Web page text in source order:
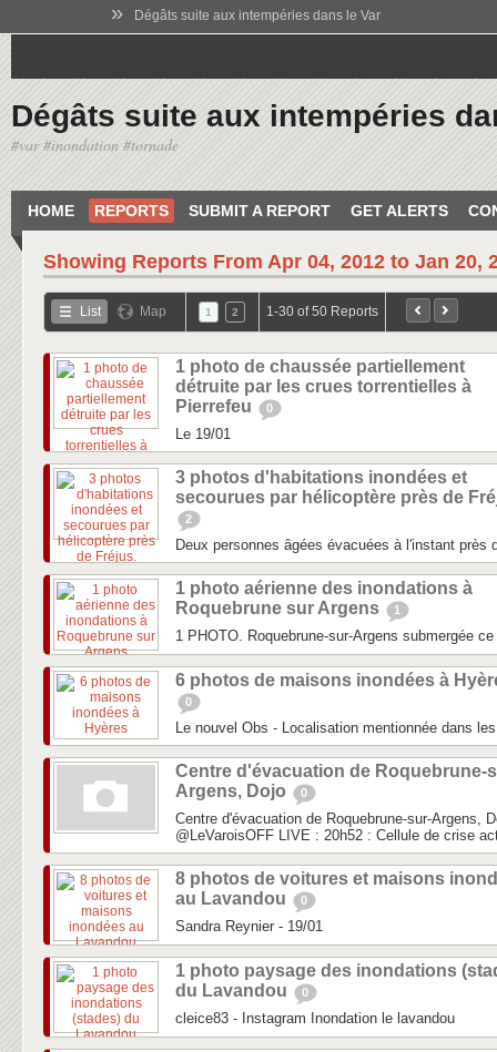
» Dégâts suite aux intempéries dans le Var
Dégâts suite aux intempéries
#var #inondation #tornade
HOME REPORTS SUBMIT A REPORT GET ALERTS
Showing Reports From Apr 04, 2012 to Jan 20,
List Map 1 2 1-30 of 50 Reports
1 photo de chaussée partiellement
détruite par les crues torrentielles à
Pierrefeu
0
Le 19/01
3 photos d'habitations inondées et
secourues par hélicoptère près de
2
Deux personnes âgées évacuées à l'instant près
1 photo aérienne des inondations à
Roquebrune sur Argens
1
1 PHOTO. Roquebrune-sur-Argens submergée
6 photos de maisons inondées à
0
Le nouvel Obs - Localisation mentionnée dans
Centre d'évacuation de Roquebrune-
Argens, Dojo
0
Centre d'évacuation de Roquebrune-sur-Argens,
‏@LeVaroisOFF LIVE : 20h52 : Cellule de crise
8 photos de voitures et maisons
au Lavandou
0
Sandra Reynier - 19/01
1 photo paysage des inondations
du Lavandou
0
cleice83 - Instagram Inondation le lavandou